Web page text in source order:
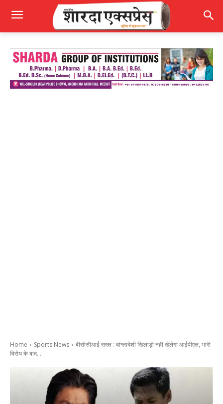
Home Sports News
बीसीसीआई सख्त : बांग्लादेशी खिलाड़ी नहीं खेलेगा आईपीएल, भारी
विरोध के बाद...